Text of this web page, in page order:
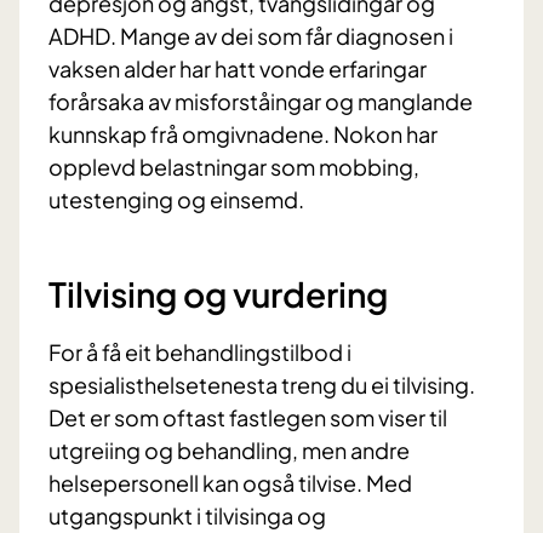
ADHD. Mange av dei som får diagnosen i
vaksen alder har hatt vonde erfaringar
forårsaka av misforståingar og manglande
kunnskap frå omgivnadene. Nokon har
opplevd belastningar som mobbing,
utestenging og einsemd.
Tilvising og vurdering
For å få eit behandlingstilbod i
spesialisthelsetenesta treng du ei tilvising.
Det er som oftast fastlegen som viser til
utgreiing og behandling, men andre
helsepersonell kan også tilvise. Med
utgangspunkt i tilvisinga og